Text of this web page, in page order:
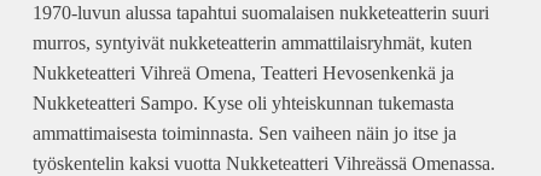
1970-luvun alussa tapahtui suomalaisen nukketeatterin suuri
murros, syntyivät nukketeatterin ammattilaisryhmät, kuten
Nukketeatteri Vihreä Omena, Teatteri Hevosenkenkä ja
Nukketeatteri Sampo. Kyse oli yhteiskunnan tukemasta
ammattimaisesta toiminnasta. Sen vaiheen näin jo itse ja
työskentelin kaksi vuotta Nukketeatteri Vihreässä Omenassa.